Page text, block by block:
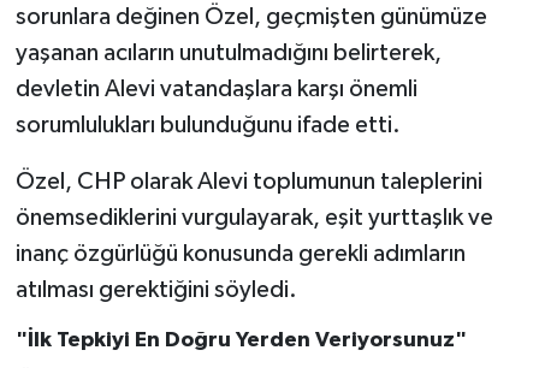
sorunlara değinen Özel, geçmişten günümüze
yaşanan acıların unutulmadığını belirterek,
devletin Alevi vatandaşlara karşı önemli
sorumlulukları bulunduğunu ifade etti.
Özel, CHP olarak Alevi toplumunun taleplerini
önemsediklerini vurgulayarak, eşit yurttaşlık ve
inanç özgürlüğü konusunda gerekli adımların
atılması gerektiğini söyledi.
"İlk Tepkiyi En Doğru Yerden Veriyorsunuz"
MAGAZİN
Politika
Röportaj
Sağlık
SİYASET